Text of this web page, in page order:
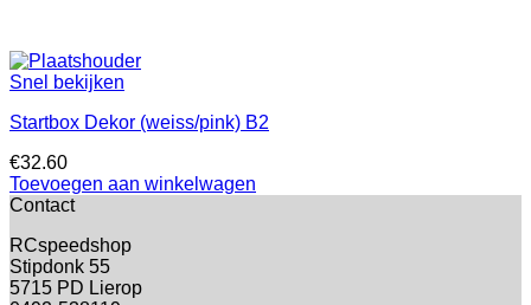
Snel bekijken
Startbox Dekor (weiss/pink) B2
€32.60
Toevoegen aan winkelwagen
Contact
RCspeedshop
Stipdonk 55
5715 PD Lierop